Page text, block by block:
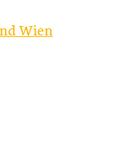
Wien